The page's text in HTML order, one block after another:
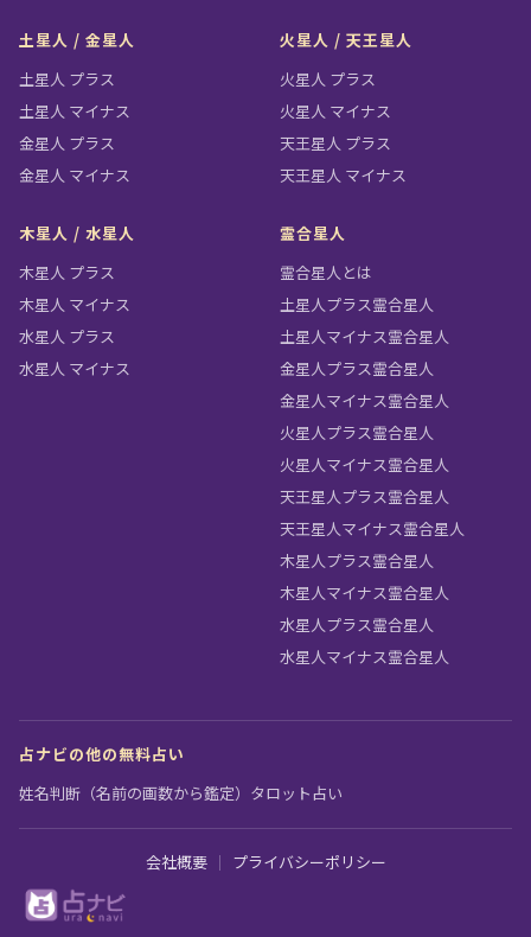
土星人 / 金星人
土星人 プラス
土星人 マイナス
金星人 プラス
金星人 マイナス
火星人 / 天王星人
火星人 プラス
火星人 マイナス
天王星人 プラス
天王星人 マイナス
木星人 / 水星人
木星人 プラス
木星人 マイナス
水星人 プラス
水星人 マイナス
霊合星人
霊合星人とは
土星人プラス霊合星人
土星人マイナス霊合星人
金星人プラス霊合星人
金星人マイナス霊合星人
火星人プラス霊合星人
火星人マイナス霊合星人
天王星人プラス霊合星人
天王星人マイナス霊合星人
木星人プラス霊合星人
木星人マイナス霊合星人
水星人プラス霊合星人
水星人マイナス霊合星人
占ナビの他の無料占い
姓名判断（名前の画数から鑑定） タロット占い
会社概要 ｜ プライバシーポリシー